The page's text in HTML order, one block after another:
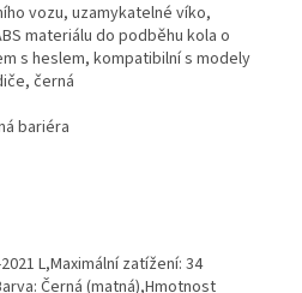
vozu, uzamykatelné víko,
materiálu do podběhu kola o
s heslem, kompatibilní s modely
černá
bariéra
L,Maximální zatížení: 34
Černá (matná),Hmotnost